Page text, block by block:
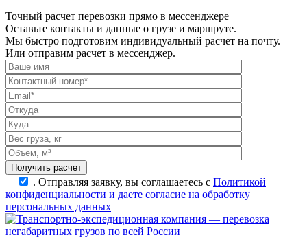
Точный расчет перевозки прямо в мессенджере
Оставьте контакты и данные о грузе и маршруте.
Мы быстро подготовим индивидуальный расчет на почту.
Или отправим расчет в мессенджер.
. Отправляя заявку, вы соглашаетесь с Политикой
конфиденциальности и даете согласие на обработку
персональных данных